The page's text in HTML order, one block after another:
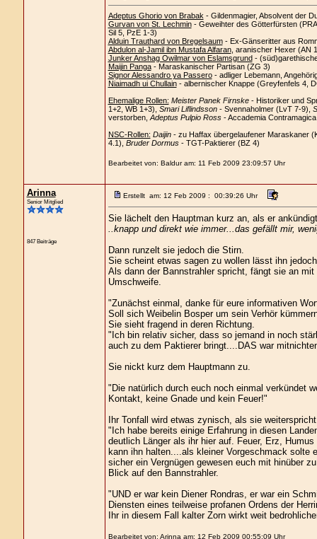
Adeptus Ghorio von Brabak - Gildenmagier, Absolvent der
Gurvan von St. Lechmin- Geweihter des Götterfürsten
Sil 5, PzE 1-3)
Alduin Trauthard von Bregelsaum- Ex-Gänseritter aus
Abdulon al-Jamil ibn Mustafa Alfaran, aranischer Hexer (AN
Junker Anshag Owilmar von Eslamsgrund-
Maijin Panga- Maraskanischer Partisan (ZG 3)
Signor Alessandro ya Passero- adliger Lebemann,
Niaimadh ui Chullain- albernischer Knappe (Greyfenfels 4,
Ehemalige Rollen: Meister Panek Firnske- Historiker und
1+2, WB 1+3), Smari Liflindsson- Svennaholmer (LvT 7-9),
verstorben, Adeptus Pulpio Ross- Accademia
NSC-Rollen: Daijin- zu Haffax übergelaufener Maraskaner
4.1), Bruder Dormus- TGT-Paktierer (BZ 4)
Bearbeitet von: Baldur am: 11 Feb 2009 23:09:57 Uhr
Arinna
Senior Mitglied
847 Beiträge
Erstellt am: 12 Feb 2009 : 00:39:26 Uhr
Sie lächelt den Hauptman kurz an, als er
..knapp und direkt wie immer...das gefällt mir,
Dann runzelt sie jedoch die Stirn.
Sie scheint etwas sagen zu wollen lässt ihn
Als dann der Bannstrahler spricht, fängt sie an
Umschweife.
"Zunächst einmal, danke für eure informativen
Soll sich Weibelin Bosper um sein Verhör
Sie sieht fragend in deren Richtung.
"Ich bin relativ sicher, dass so jemand in noch
auch zu dem Paktierer bringt....DAS war
Sie nickt kurz dem Hauptmann zu.
"Die natürlich durch euch noch einmal verkündet
Kontakt, keine Gnade und kein Feuer!"
Ihr Tonfall wird etwas zynisch, als sie
"Ich habe bereits einige Erfahrung in diesen
deutlich Länger als ihr hier auf. Feuer, Erz,
kann ihn halten....als kleiner Vorgeschmack solte
sicher ein Vergnügen gewesen euch mit hinüber
Blick auf den Bannstrahler.
"UND er war kein Diener Rondras, er war ein
Diensten eines teilweise profanen Ordens der
Ihr in diesem Fall kalter Zorn wirkt weit
Bearbeitet von: Arinna am: 12 Feb 2009 00:55:09 Uhr